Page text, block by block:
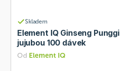
Skladem
Element IQ Ginseng
jujubou 100 dávek
Od Element IQ